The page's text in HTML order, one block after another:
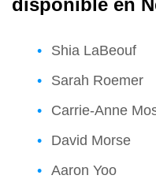
Shia LaBeouf
Sarah Roemer
Carrie-Anne
David Morse
Aaron Yoo